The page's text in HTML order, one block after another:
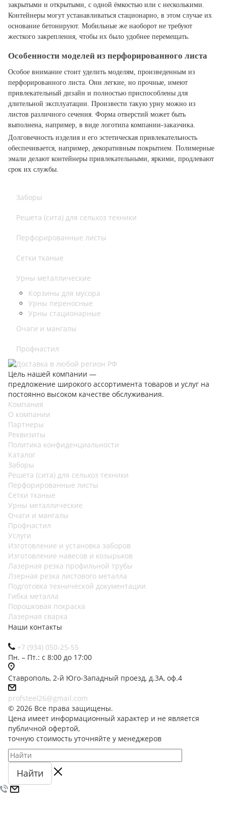
закрытыми и открытыми, с одной ёмкостью или с несколькими.
Контейнеры могут устанавливаться стационарно, в этом случае их
основание бетонируют. Мобильные же наоборот не требуют
жесткого закрепления, чтобы их было удобнее перемещать.
Особенности моделей из перфорированного листа
Особое внимание стоит уделить моделям, произведенным из
перфорированного листа. Они легкие, но прочные, имеют
привлекательный дизайн и полностью приспособлены для
длительной эксплуатации. Произвести такую урну можно из
листов различного сечения. Форма отверстий может быть
выполнена, например, в виде логотипа компании-заказчика.
Долговечность изделия и его эстетическая привлекательность
обеспечивается, например, декоративным покрытием. Полимерные
эмали делают контейнеры привлекательными, яркими, продлевают
срок их службы.
Заборы
Решета (сита) для сельхоз техники
Перфорированные листы
Сетки тканые
Урны металлические
Корзины для мусора
Урны переносные
Урны стационарные
Очаги и мангалы
Профнастил
Цель нашей компании —
предложение широкого ассортимента товаров и услуг на
постоянно высоком качестве обслуживания.
Компания
О компании
Партнеры
Реквизиты
Политика конфиденциальности
Каталог
Заборы
Решета (сита) для сельхоз техники
Перфорированные листы
Сетки тканые
Урны металлические
Очаги и мангалы
Профнастил
Услуги
Изготовление и установка заборов
Изготовление навесов и козырьков
Лазерная резка профильной трубы
Лзерная резка листового металла
Подготовка технической документации
Гибка металла
Порошковая покраска
Лазерная сварка
Наши контакты
+7 (934) 050-25-55
Пн. – Пт.: с 8:00 до 17:00
Ставрополь, 2-й Юго-Западный проезд, д.3А, оф.4
profsteel26@gmail.com
© 2026 Все права защищены.
Цена имеет информационный характер и не является
публичной офертой,
точную стоимость уточняйте у менеджеров
Найти